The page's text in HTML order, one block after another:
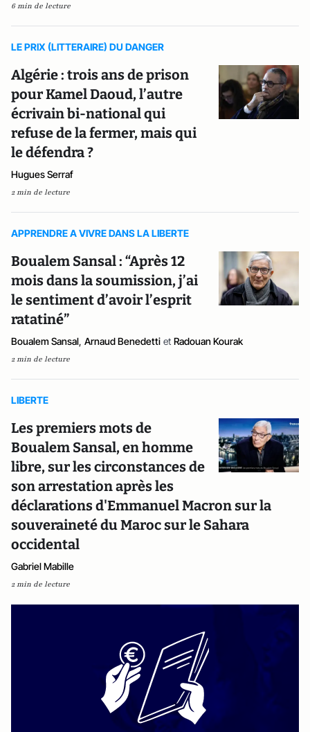
6 min de lecture
LE PRIX (LITTERAIRE) DU DANGER
Algérie : trois ans de prison
pour Kamel Daoud, l’autre
écrivain bi-national qui
refuse de la fermer, mais qui
le défendra ?
Hugues Serraf
2 min de lecture
APPRENDRE A VIVRE DANS LA LIBERTE
Boualem Sansal : “Après 12
mois dans la soumission, j’ai
le sentiment d’avoir l’esprit
ratatiné”
Boualem Sansal, Arnaud Benedetti et Radouan Kourak
2 min de lecture
LIBERTE
Les premiers mots de
Boualem Sansal, en homme
libre, sur les circonstances de
son arrestation après les
déclarations d'Emmanuel Macron sur la
souveraineté du Maroc sur le Sahara
occidental
Gabriel Mabille
2 min de lecture